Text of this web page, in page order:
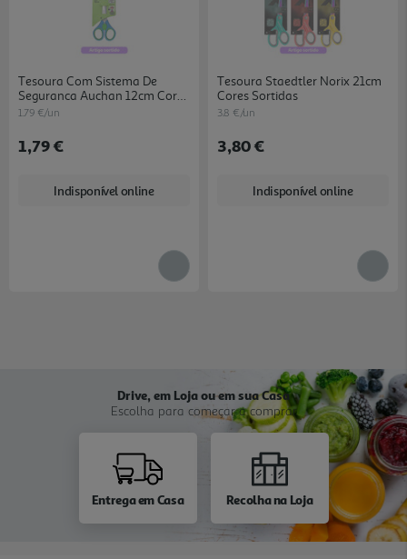
Tesoura Com Sistema De
Seguranca Auchan 12cm Cores
Sortidas
1.79 €/un
1,79 €
Indisponível online
Tesoura Staedtler Norix 21cm
Cores Sortidas
3.8 €/un
3,80 €
Indisponível online
Drive, em Loja ou em sua Casa
Escolha para começar a comprar
Entrega em Casa Recolha na Loja